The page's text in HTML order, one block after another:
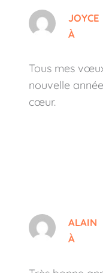
JOYCE
À
Tous mes
nouvelle
cœur.
ALAIN
À